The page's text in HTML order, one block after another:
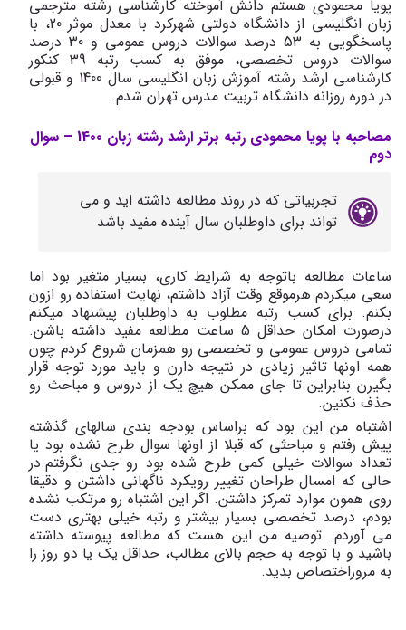
پویا محمودی هستم دانش آموخته کارشناسی رشته مترجمی
زبان انگلیسی از دانشگاه دولتی شهرکرد با معدل موثر 20، با
پاسخگویی به 53 درصد سوالات دروس عمومی و 30 درصد
سوالات دروس تخصصی، موفق به کسب رتبه 39 کنکور
کارشناسی ارشد رشته آموزش زبان انگلیسی سال 1400 و قبولی
در دوره روزانه دانشگاه تربیت مدرس تهران شدم.
مصاحبه با پویا محمودی رتبه برتر ارشد رشته زبان 1400 – سوال
دوم
تجربیاتی که در روند مطالعه داشته اید و می
تواند برای داوطلبان سال آینده مفید باشد
ساعات مطالعه باتوجه به شرایط کاری، بسیار متغیر بود اما
سعی میکردم هرموقع وقت آزاد داشتم، نهایت استفاده رو ازون
بکنم. برای کسب رتبه مطلوب به داوطلبان پیشنهاد میکنم
درصورت امکان حداقل 5 ساعت مطالعه مفید داشته باشن.
تمامی دروس عمومی و تخصصی رو همزمان شروع کردم چون
همه اونها تاثیر زیادی در نتیجه دارن و باید مورد توجه قرار
بگیرن بنابراین تا جای ممکن هیچ یک از دروس و مباحث رو
حذف نکنین.
اشتباه من این بود که براساس بودجه بندی سالهای گذشته
پیش رفتم و مباحثی که قبلا از اونها سوال طرح نشده بود یا
تعداد سوالات خیلی کمی طرح شده بود رو جدی نگرفتم.در
حالی که امسال طراحان تغییر رویکرد ناگهانی داشتن و دقیقا
روی همون موارد تمرکز داشتن. اگر این اشتباه رو مرتکب نشده
بودم، درصد تخصصی بسیار بیشتر و رتبه خیلی بهتری دست
می آوردم. توصیه من این هست که مطالعه پیوسته داشته
باشید و با توجه به حجم بالای مطالب، حداقل یک یا دو روز را
به مروراختصاص بدید.